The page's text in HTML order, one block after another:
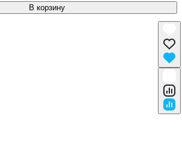
В корзину